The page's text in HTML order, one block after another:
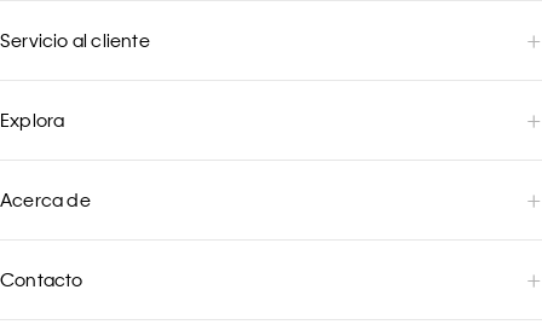
Servicio al cliente
Explora
Acerca de
Contacto